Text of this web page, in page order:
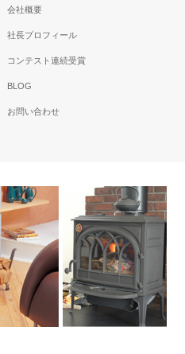
会社概要
社長プロフィール
コンテスト連続受賞
BLOG
お問い合わせ